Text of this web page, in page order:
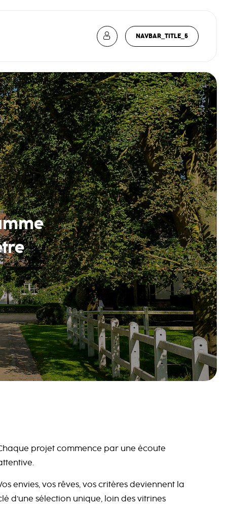
NAVBAR_TITLE_5
projet commence par une écoute
envies, vos rêves, vos critères deviennent la
d’une sélection unique, loin des vitrines